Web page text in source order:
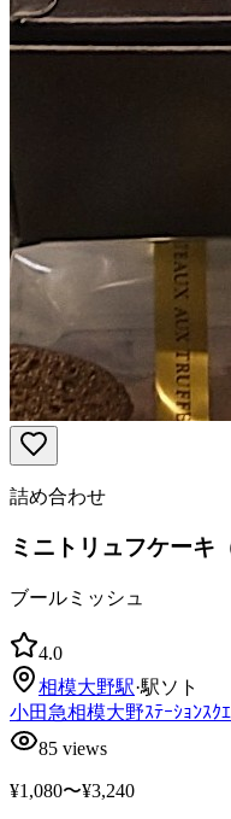
詰め合わせ
ミニトリュフケーキ
ブールミッシュ
4.0
相模大野駅·駅ソト
小田急相模大野ｽﾃｰｼｮﾝｽｸ
85 views
¥1,080〜¥3,240